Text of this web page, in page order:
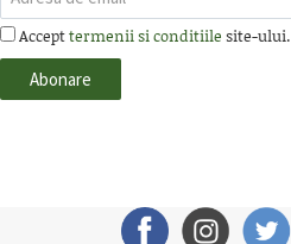
Accepttermenii si conditiile site-ului.